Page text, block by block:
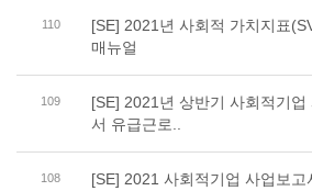
110
[SE] 2021년 사회적 가치지표
매뉴얼
109
[SE] 2021년 상반기 사회적기업
서 유급근로..
108
[SE] 2021 사회적기업 사업보고